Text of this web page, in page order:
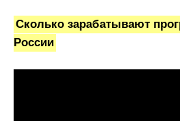
Сколько зарабатывают
России